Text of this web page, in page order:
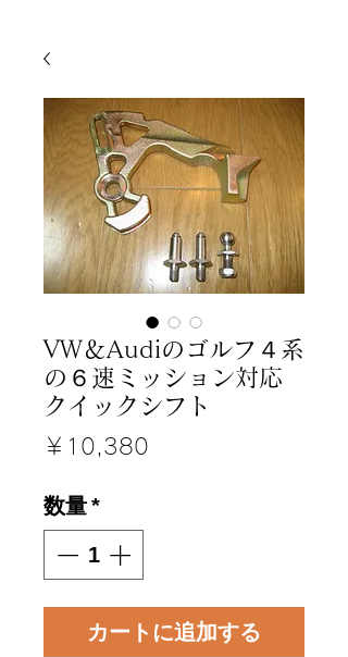
VW＆Audiのゴルフ４系
の６速ミッション対応
クイックシフト
￥10,380
数量*
カートに追加する